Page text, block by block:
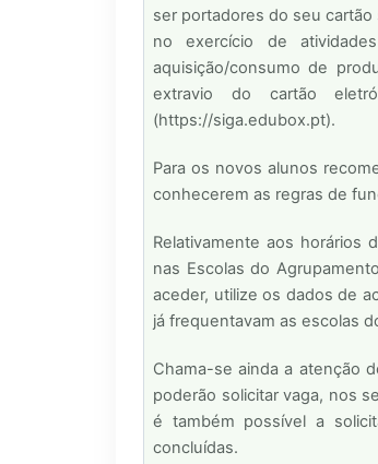
ser portadores do seu
no exercício de
aquisição/consumo de
extravio do cartão
(https://siga.edubox.pt).
Para os novos alunos
conhecerem as regras de
Relativamente aos horários
nas Escolas do
aceder, utilize os dados de
já frequentavam as escolas
Chama-se ainda a atenção
poderão solicitar vaga, nos
é também possível a
concluídas.